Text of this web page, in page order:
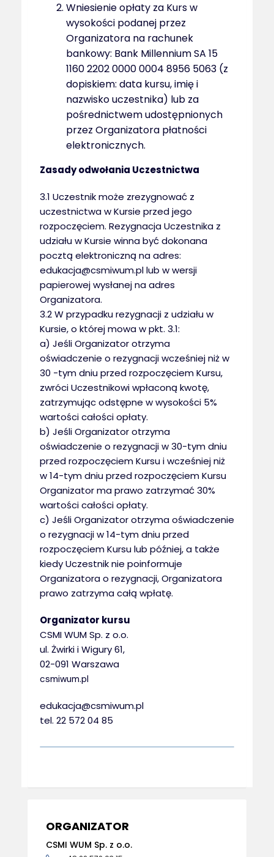
Wniesienie opłaty za Kurs w
wysokości podanej przez
Organizatora na rachunek
bankowy: Bank Millennium SA 15
1160 2202 0000 0004 8956 5063 (z
dopiskiem: data kursu, imię i
nazwisko uczestnika) lub za
pośrednictwem udostępnionych
przez Organizatora płatności
elektronicznych.
Zasady odwołania Uczestnictwa
3.1 Uczestnik może zrezygnować z
uczestnictwa w Kursie przed jego
rozpoczęciem. Rezygnacja Uczestnika z
udziału w Kursie winna być dokonana
pocztą elektroniczną na adres:
edukacja@csmiwum.pl lub w wersji
papierowej wysłanej na adres
Organizatora.
3.2 W przypadku rezygnacji z udziału w
Kursie, o której mowa w pkt. 3.1:
a) Jeśli Organizator otrzyma
oświadczenie o rezygnacji wcześniej niż w
30 -tym dniu przed rozpoczęciem Kursu,
zwróci Uczestnikowi wpłaconą kwotę,
zatrzymując odstępne w wysokości 5%
wartości całości opłaty.
b) Jeśli Organizator otrzyma
oświadczenie o rezygnacji w 30-tym dniu
przed rozpoczęciem Kursu i wcześniej niż
w 14-tym dniu przed rozpoczęciem Kursu
Organizator ma prawo zatrzymać 30%
wartości całości opłaty.
c) Jeśli Organizator otrzyma oświadczenie
o rezygnacji w 14-tym dniu przed
rozpoczęciem Kursu lub później, a także
kiedy Uczestnik nie poinformuje
Organizatora o rezygnacji, Organizatora
prawo zatrzyma całą wpłatę.
Organizator kursu
CSMI WUM Sp. z o.o.
ul. Żwirki i Wigury 61,
02-091 Warszawa
csmiwum.pl
edukacja@csmiwum.pl
tel. 22 572 04 85
ORGANIZATOR
CSMI WUM Sp. z o.o.